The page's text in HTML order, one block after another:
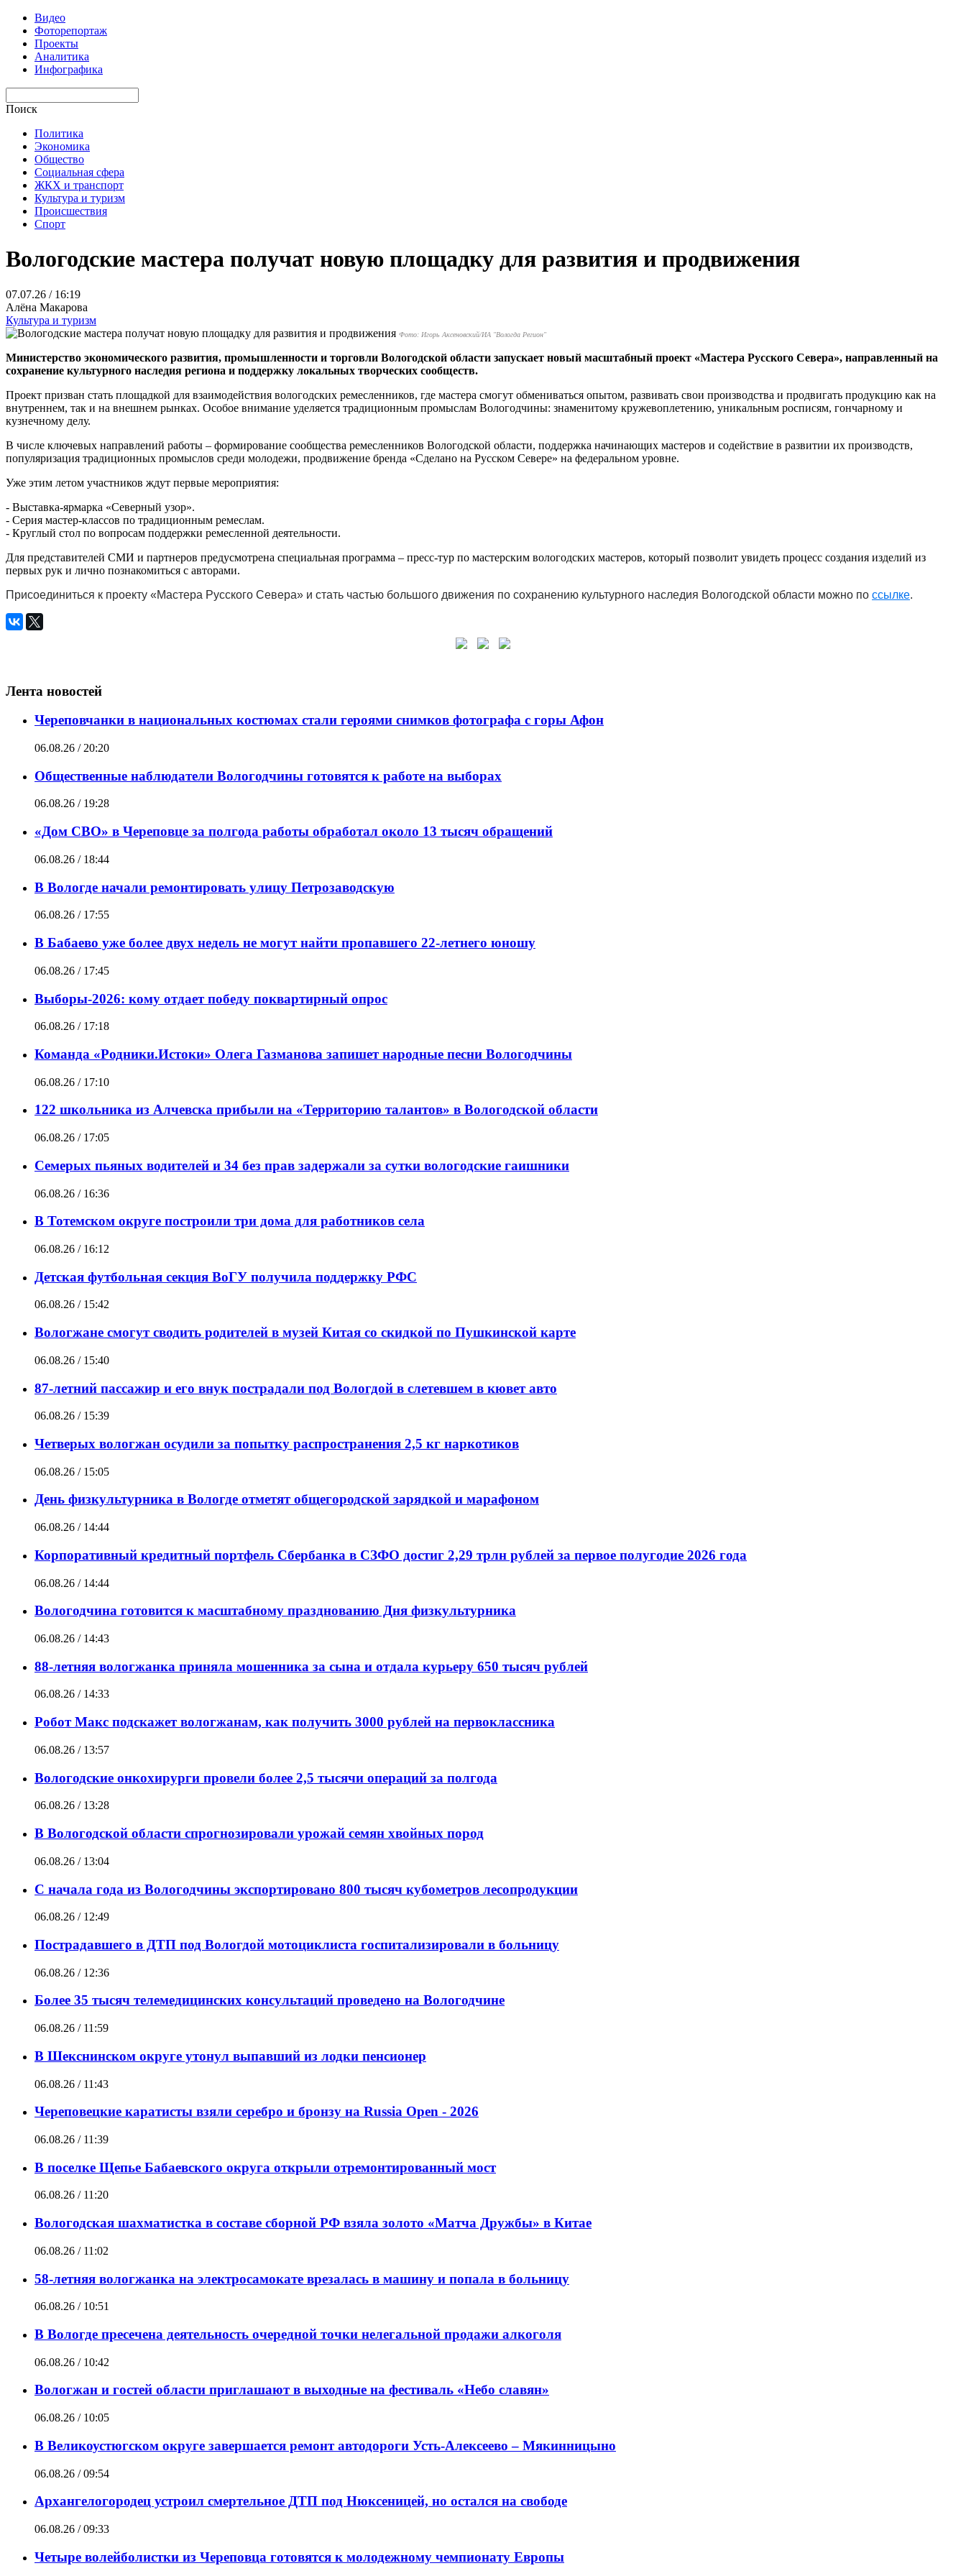
Видео
Фоторепортаж
Проекты
Аналитика
Инфографика
Поиск
Политика
Экономика
Общество
Социальная сфера
ЖКХ и транспорт
Культура и туризм
Происшествия
Спорт
Вологодские мастера получат новую площадку для развития и продвижения
07.07.26 / 16:19
Алёна Макарова
Культура и туризм
Фото: Игорь Аксеновский/ИА "Вологда Регион"
Министерство экономического развития, промышленности и торговли Вологодской области запускает новый масштабный проект «Мастера Русского Севера», направленный на
сохранение культурного наследия региона и поддержку локальных творческих сообществ.
Проект призван стать площадкой для взаимодействия вологодских ремесленников, где мастера смогут обмениваться опытом, развивать свои производства и продвигать продукцию как на
внутреннем, так и на внешнем рынках. Особое внимание уделяется традиционным промыслам Вологодчины: знаменитому кружевоплетению, уникальным росписям, гончарному и
кузнечному делу.
В числе ключевых направлений работы – формирование сообщества ремесленников Вологодской области, поддержка начинающих мастеров и содействие в развитии их производств,
популяризация традиционных промыслов среди молодежи, продвижение бренда «Сделано на Русском Севере» на федеральном уровне.
Уже этим летом участников ждут первые мероприятия:
- Выставка-ярмарка «Северный узор».
- Серия мастер-классов по традиционным ремеслам.
- Круглый стол по вопросам поддержки ремесленной деятельности.
Для представителей СМИ и партнеров предусмотрена специальная программа – пресс-тур по мастерским вологодских мастеров, который позволит увидеть процесс создания изделий из
первых рук и лично познакомиться с авторами.
Присоединиться к проекту «Мастера Русского Севера» и стать частью большого движения по сохранению культурного наследия Вологодской области можно по ссылке.
Лента новостей
Череповчанки в национальных костюмах стали героями снимков фотографа с горы Афон
06.08.26 / 20:20
Общественные наблюдатели Вологодчины готовятся к работе на выборах
06.08.26 / 19:28
«Дом СВО» в Череповце за полгода работы обработал около 13 тысяч обращений
06.08.26 / 18:44
В Вологде начали ремонтировать улицу Петрозаводскую
06.08.26 / 17:55
В Бабаево уже более двух недель не могут найти пропавшего 22-летнего юношу
06.08.26 / 17:45
Выборы-2026: кому отдает победу поквартирный опрос
06.08.26 / 17:18
Команда «Родники.Истоки» Олега Газманова запишет народные песни Вологодчины
06.08.26 / 17:10
122 школьника из Алчевска прибыли на «Территорию талантов» в Вологодской области
06.08.26 / 17:05
Семерых пьяных водителей и 34 без прав задержали за сутки вологодские гаишники
06.08.26 / 16:36
В Тотемском округе построили три дома для работников села
06.08.26 / 16:12
Детская футбольная секция ВоГУ получила поддержку РФС
06.08.26 / 15:42
Вологжане смогут сводить родителей в музей Китая со скидкой по Пушкинской карте
06.08.26 / 15:40
87-летний пассажир и его внук пострадали под Вологдой в слетевшем в кювет авто
06.08.26 / 15:39
Четверых вологжан осудили за попытку распространения 2,5 кг наркотиков
06.08.26 / 15:05
День физкультурника в Вологде отметят общегородской зарядкой и марафоном
06.08.26 / 14:44
Корпоративный кредитный портфель Сбербанка в СЗФО достиг 2,29 трлн рублей за первое полугодие 2026 года
06.08.26 / 14:44
Вологодчина готовится к масштабному празднованию Дня физкультурника
06.08.26 / 14:43
88-летняя вологжанка приняла мошенника за сына и отдала курьеру 650 тысяч рублей
06.08.26 / 14:33
Робот Макс подскажет вологжанам, как получить 3000 рублей на первоклассника
06.08.26 / 13:57
Вологодские онкохирурги провели более 2,5 тыcячи операций за полгода
06.08.26 / 13:28
В Вологодской области спрогнозировали урожай семян хвойных пород
06.08.26 / 13:04
С начала года из Вологодчины экспортировано 800 тысяч кубометров лесопродукции
06.08.26 / 12:49
Пострадавшего в ДТП под Вологдой мотоциклиста госпитализировали в больницу
06.08.26 / 12:36
Более 35 тысяч телемедицинских консультаций проведено на Вологодчине
06.08.26 / 11:59
В Шекснинском округе утонул выпавший из лодки пенсионер
06.08.26 / 11:43
Череповецкие каратисты взяли серебро и бронзу на Russia Open - 2026
06.08.26 / 11:39
В поселке Щепье Бабаевского округа открыли отремонтированный мост
06.08.26 / 11:20
Вологодская шахматистка в составе сборной РФ взяла золото «Матча Дружбы» в Китае
06.08.26 / 11:02
58-летняя вологжанка на электросамокате врезалась в машину и попала в больницу
06.08.26 / 10:51
В Вологде пресечена деятельность очередной точки нелегальной продажи алкоголя
06.08.26 / 10:42
Вологжан и гостей области приглашают в выходные на фестиваль «Небо славян»
06.08.26 / 10:05
В Великоустюгском округе завершается ремонт автодороги Усть-Алексеево – Мякинницыно
06.08.26 / 09:54
Архангелогородец устроил смертельное ДТП под Нюксеницей, но остался на свободе
06.08.26 / 09:33
Четыре волейболистки из Череповца готовятся к молодежному чемпионату Европы